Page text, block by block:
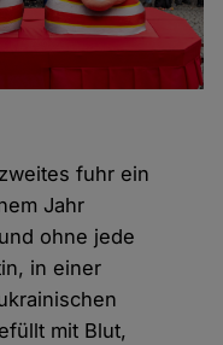
fuhr ein
Jahr
ohne jede
in einer
mit Blut,